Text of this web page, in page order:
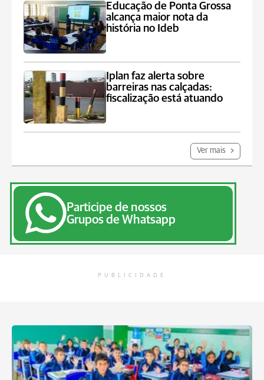
Educação de Ponta Grossa
alcança maior nota da
história no Ideb
Iplan faz alerta sobre
barreiras nas calçadas:
fiscalização está atuando
Ver mais
Participe de nossos
Grupos de Whatsapp
PUBLICIDADE